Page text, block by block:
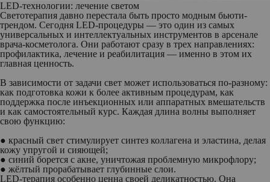
LED-технологии: лечение светом
Светотерапия давно перестала быть просто модным бьюти-
трендом. Сегодня LED-процедуры — это один из самых
универсальных и интеллектуальных инструментов в арсенале
врача-косметолога. Они работают сразу в трех направлениях:
профилактика, лечение и реабилитация — именно в этом их
главная ценность.
В зависимости от задачи свет может использоваться по-разному:
как подготовка кожи к более активным процедурам, как
поддержка после инъекционных или аппаратных вмешательств
и как самостоятельный курс. Каждая длина волны выполняет
свою функцию:
● красный свет стимулирует синтез коллагена и эластина, делая
кожу упругой и сияющей;
● синий борется с акне, уничтожая проблемную микрофлору;
● жёлтый прорабатывает глубинные слои.
LED-терапия особенно ценна своей деликатностью. Она